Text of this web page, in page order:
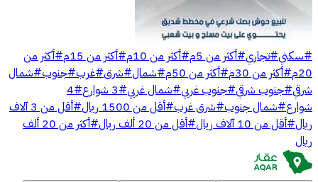
#سكني#تجاري#أكثر من 5م #أكثر من 10م #أكثر من 15م #أكثر من
20م #أكثر من 30م #أكثر من 50م #شمال#شرق#غرب#جنوب#شمال
شرقي#جنوب شرقي#جنوب غربي#شمال غربي#3 شوارع #
4
شوارع#شمال جنوب#شرق غرب#أقل من 1500 ريال #
أقل من 3 آلاف
ريال#أقل من 10 آلاف ريال #أقل من 20 ألف ريال #
أكثر من 20 ألف
ريال